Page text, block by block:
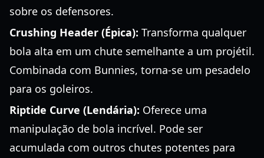
sobre os defensores.
Crushing Header (Épica): Transforma qualquer
bola alta em um chute semelhante a um projétil.
Combinada com Bunnies, torna-se um pesadelo
para os goleiros.
Riptide Curve (Lendária): Oferece uma
manipulação de bola incrível. Pode ser
acumulada com outros chutes potentes para